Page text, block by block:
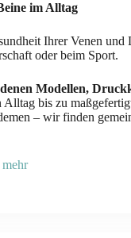
im Alltag
Ihrer Venen
oder beim Sport.
Modellen,
bis zu
– wir finden
mehr